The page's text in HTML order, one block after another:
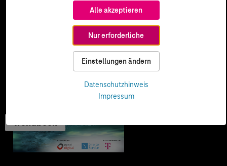
Alle akzeptieren
Nur erforderliche
Einstellungen ändern
Datenschutzhinweis
Impressum
Trendbook